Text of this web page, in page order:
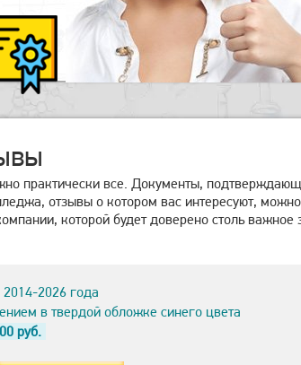
практически все. Документы,
отзывы о котором вас интересуют,
которой будет доверено столь важное
2026 года
в твердой обложке синего цвета
руб.